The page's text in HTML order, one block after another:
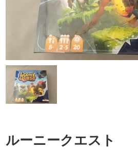
ルーニークエスト